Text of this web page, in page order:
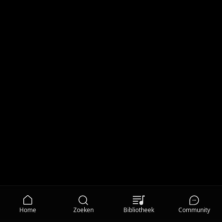
Home Zoeken Bibliotheek Community